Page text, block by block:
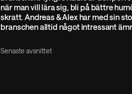
när man vill lära sig, bli på bättre
skratt. Andreas & Alex har med sin
branschen alltid något intressant
Senaste avsnittet